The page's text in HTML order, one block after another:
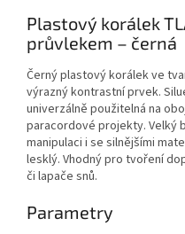
Plastový korálek
průvlekem – černá
Černý plastový korálek ve
výrazný kontrastní prvek.
univerzálně použitelná na
paracordové projekty. Velký
manipulaci i se silnějšími
lesklý. Vhodný pro tvoření
či lapače snů.
Parametry